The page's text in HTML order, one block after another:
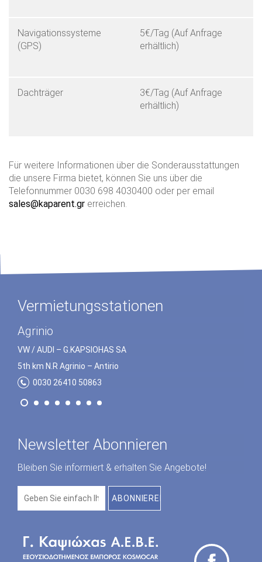
Navigationssysteme
(GPS)
5€/Tag (Auf Anfrage
erhältlich)
Dachträger
3€/Tag (Auf Anfrage
erhältlich)
Für weitere Informationen über die Sonderausstattungen
die unsere Firma bietet, können Sie uns über die
Telefonnummer 0030 698 4030400 oder per email
sales@kaparent.gr erreichen.
Vermietungsstationen
Preveza
VW / AUDI – G.ΚΑPSΙOHΑS SA
5th km N.R Preveza – Igoumenitsa
0030 26820 23172
Agrinio
VW / AUDI – G.ΚΑPSΙOHΑS SA
5th km N.R Agrinio – Αntirio
0030 26410 50863
Newsletter Abonnieren
Bleiben Sie informiert & erhalten Sie Angebote!